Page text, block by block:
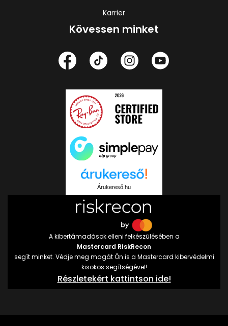
Karrier
Kövessen minket
Árukereső.hu
A kibertámadások elleni felkészülésében a
Mastercard RiskRecon
segít minket. Védje meg magát Ön is a Mastercard kibervédelmi
kisokos segítségével!
Részletekért kattintson ide!